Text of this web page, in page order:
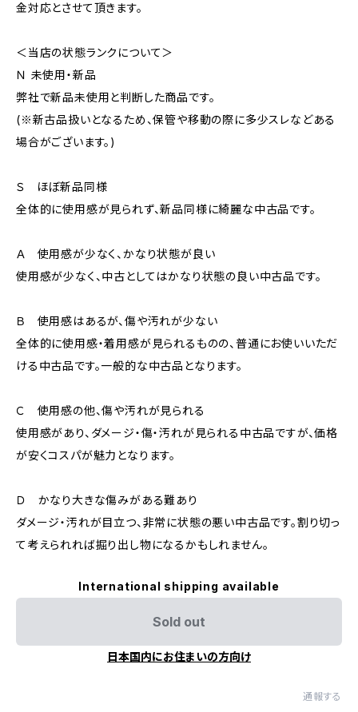
金対応とさせて頂きます。
＜当店の状態ランクについて＞
Ｎ 未使用・新品
弊社で新品未使用と判断した商品です。
(※新古品扱いとなるため、保管や移動の際に多少スレなどある
場合がございます。)
Ｓ ほぼ新品同様
全体的に使用感が見られず、新品同様に綺麗な中古品です。
Ａ 使用感が少なく、かなり状態が良い
使用感が少なく、中古としてはかなり状態の良い中古品です。
Ｂ 使用感はあるが、傷や汚れが少ない
全体的に使用感・着用感が見られるものの、普通にお使いいただ
ける中古品です。一般的な中古品となります。
Ｃ 使用感の他、傷や汚れが見られる
使用感があり、ダメージ・傷・汚れが見られる中古品ですが、価格
が安くコスパが魅力となります。
Ｄ かなり大きな傷みがある難あり
ダメージ・汚れが目立つ、非常に状態の悪い中古品です。割り切っ
て考えられれば掘り出し物になるかもしれません。
International shipping available
Sold out
日本国内にお住まいの方向け
通報する